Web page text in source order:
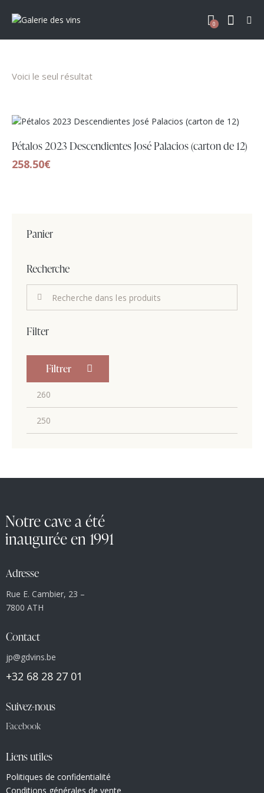
0
Voici le seul résultat
Pétalos 2023 Descendientes José Palacios (carton de 12)
258.50€
Panier
Recherche
Filter
Filtrer
Notre cave a été
inaugurée en 1991
Adresse
Rue E. Cambier, 23 –
7800 ATH
Contact
jp@gdvins.be
+32 68 28 27 01
Suivez-nous
Facebook
Liens utiles
Politiques de confidentialité
Conditions générales de vente